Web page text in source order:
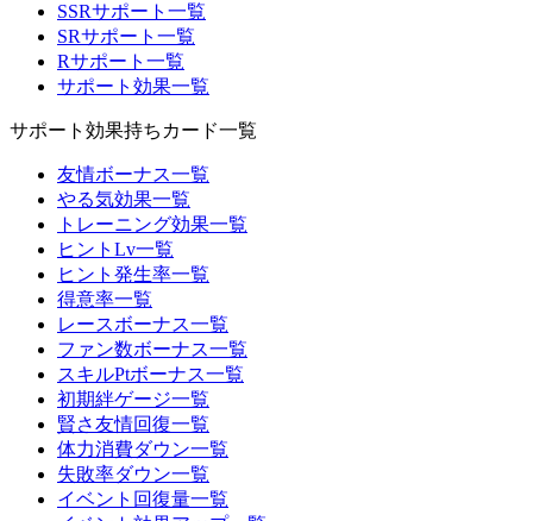
SSRサポート一覧
SRサポート一覧
Rサポート一覧
サポート効果一覧
サポート効果持ちカード一覧
友情ボーナス一覧
やる気効果一覧
トレーニング効果一覧
ヒントLv一覧
ヒント発生率一覧
得意率一覧
レースボーナス一覧
ファン数ボーナス一覧
スキルPtボーナス一覧
初期絆ゲージ一覧
賢さ友情回復一覧
体力消費ダウン一覧
失敗率ダウン一覧
イベント回復量一覧